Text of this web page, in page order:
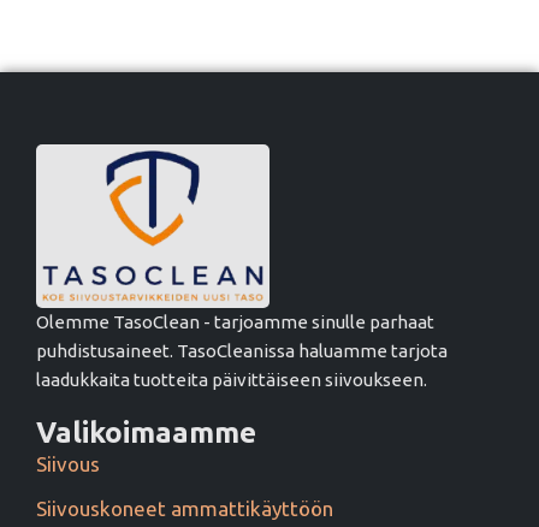
Olemme TasoClean - tarjoamme sinulle parhaat
puhdistusaineet. TasoCleanissa haluamme tarjota
laadukkaita tuotteita päivittäiseen siivoukseen.
Valikoimaamme
Siivous
Siivouskoneet ammattikäyttöön